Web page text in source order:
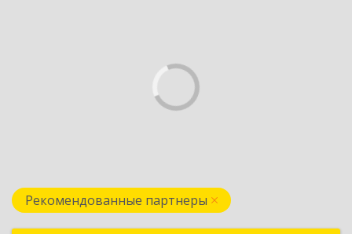
Рекомендованные партнеры